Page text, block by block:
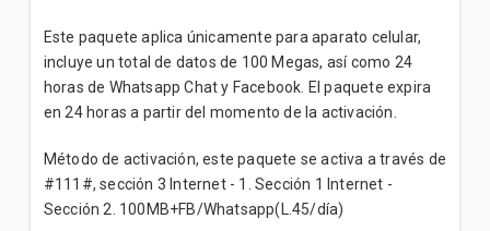
Este paquete aplica únicamente para aparato celular,
incluye un total de datos de 100 Megas, así como 24
horas de Whatsapp Chat y Facebook. El paquete expira
en 24 horas a partir del momento de la activación.
Método de activación, este paquete se activa a través de
#111#, sección 3 Internet - 1. Sección 1 Internet -
Sección 2. 100MB+FB/Whatsapp(L.45/día)